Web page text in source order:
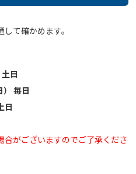
て確かめます。
日
） 毎日
日
がございますのでご了承くださ